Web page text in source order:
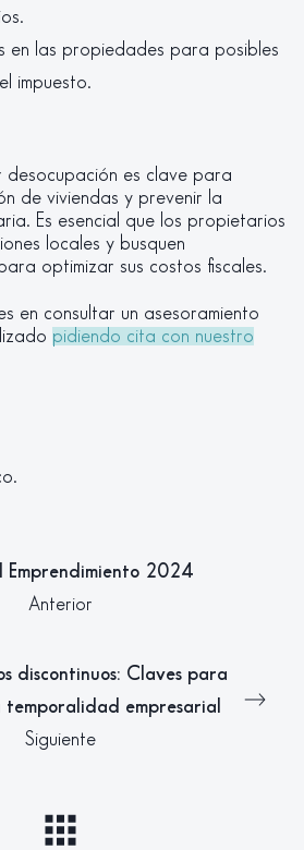
en las propiedades para posibles
impuesto.
desocupación es clave para
de viviendas y prevenir la
Es esencial que los propietarios
locales y busquen
optimizar sus costos fiscales.
en consultar un asesoramiento
pidiendo cita con nuestro
Emprendimiento 2024
Anterior
discontinuos: Claves para
temporalidad empresarial
Siguiente